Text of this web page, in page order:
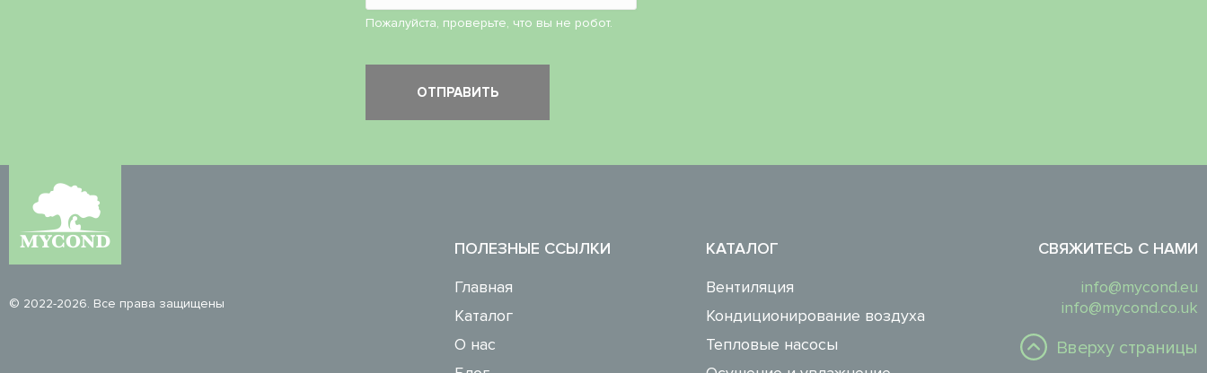
Пожалуйста, проверьте, что вы не робот.
© 2022-2026. Все права защищены
ПОЛЕЗНЫЕ ССЫЛКИ
Главная
Каталог
О нас
КАТАЛОГ
Вентиляция
Кондиционирование воздуха
Тепловые насосы
СВЯЖИТЕСЬ С НАМИ
info@mycond.eu
info@mycond.co.uk
Вверху страницы